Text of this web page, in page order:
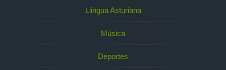
Llingua Asturiana
Música
Deportes